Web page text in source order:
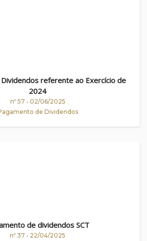
referente ao Exercício de
2024
nº 57 • 02/06/2025
de Dividendos
de dividendos SCT
nº 37 • 22/04/2025